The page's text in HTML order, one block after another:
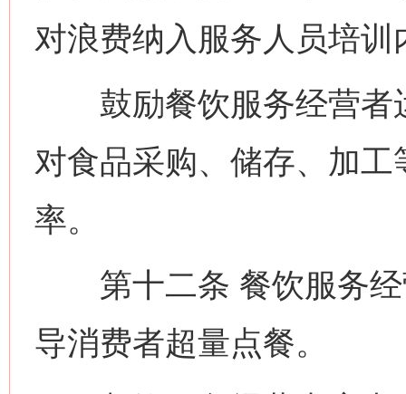
对浪费纳入服务人员培
鼓励餐饮服务经营者
对食品采购、储存、加
率。
第十二条 餐饮服务经
导消费者超量点餐。